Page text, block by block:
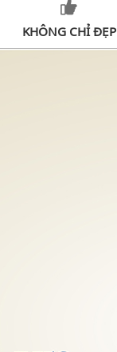
KHÔNG CHỈ ĐẸP